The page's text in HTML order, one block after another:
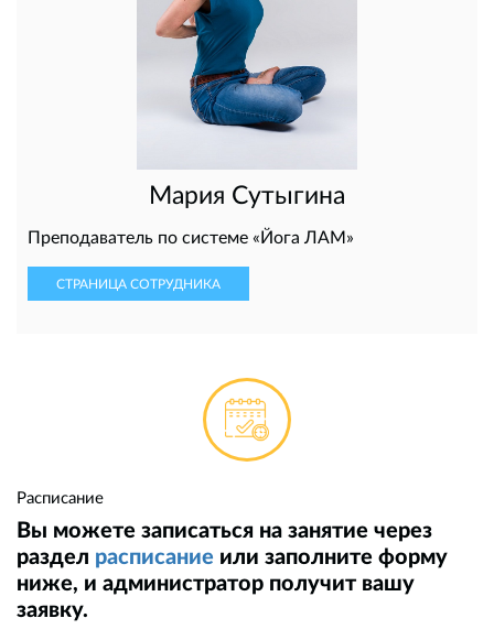
Мария Сутыгина
Преподаватель по системе «Йога ЛАМ»
СТРАНИЦА СОТРУДНИКА
Расписание
Вы можете записаться на занятие через
раздел расписание или заполните форму
ниже, и администратор получит вашу
заявку.